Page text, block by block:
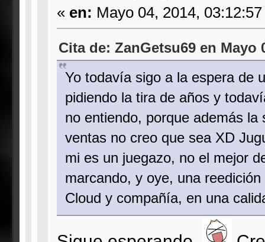
« en: Mayo 04, 2014,
Cita de: ZanGetsu69 en Mayo
Yo todavía sigo a la espera de
pidiendo la tira de años y
no entiendo, porque además
ventas no creo que sea XD
mi es un juegazo, no el mejor
marcando, y oye, una
Cloud y compañía, en una